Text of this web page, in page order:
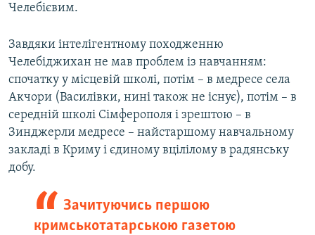
Челебієвим.
Завдяки інтелігентному походженню
Челебіджихан не мав проблем із навчанням:
спочатку у місцевій школі, потім – в медресе села
Акчори (Василівки, нині також не існує), потім – в
середній школі Сімферополя і зрештою – в
Зинджерли медресе – найстаршому навчальному
закладі в Криму і єдиному вцілілому в радянську
добу.
Зачитуючись першою
кримськотатарською газетою